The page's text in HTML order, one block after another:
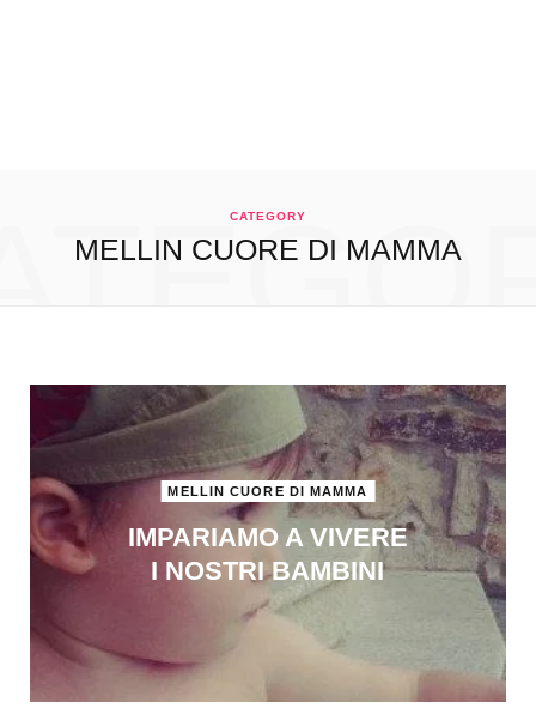
CATEGORY
MELLIN CUORE DI MAMMA
MELLIN CUORE DI MAMMA
IMPARIAMO A VIVERE
I NOSTRI BAMBINI